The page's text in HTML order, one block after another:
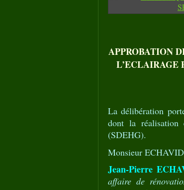
APPROBATION
L’ECLAIRAGE
La délibération
dont la réalisation
(SDEHG).
Monsieur
Jean-Pierre
affaire de